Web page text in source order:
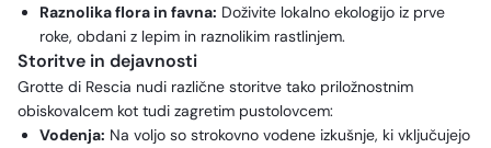
Raznolika flora in favna: Doživite lokalno ekologijo iz prve
roke, obdani z lepim in raznolikim rastlinjem.
Storitve in dejavnosti
Grotte di Rescia nudi različne storitve tako priložnostnim
obiskovalcem kot tudi zagretim pustolovcem:
Vodenja: Na voljo so strokovno vodene izkušnje, ki vključujejo